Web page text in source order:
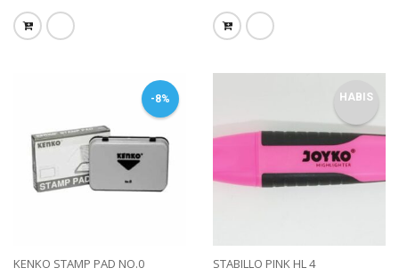
-8%
KENKO STAMP PAD NO.0
HABIS
STABILLO PINK HL 4